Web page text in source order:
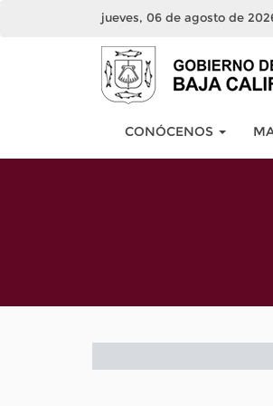
jueves, 06 de agosto de
CONÓCENOS